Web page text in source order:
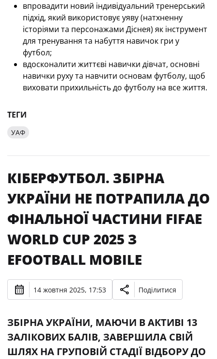
впровадити новий індивідуальний тренерський
підхід, який використовує уяву (натхненну
історіями та персонажами Діснея) як інструмент
для тренування та набуття навичок гри у
футбол;
вдосконалити життєві навички дівчат, основні
навички руху та навчити основам футболу, щоб
виховати прихильність до футболу на все життя.
ТЕГИ
УАФ
КІБЕРФУТБОЛ. ЗБІРНА
УКРАЇНИ НЕ ПОТРАПИЛА ДО
ФІНАЛЬНОЇ ЧАСТИНИ FIFAE
WORLD CUP 2025 З
EFOOTBALL MOBILE
14 жовтня 2025, 17:53 Поділитися
ЗБІРНА УКРАЇНИ, МАЮЧИ В АКТИВІ 13
ЗАЛІКОВИХ БАЛІВ, ЗАВЕРШИЛА СВІЙ
ШЛЯХ НА ГРУПОВІЙ СТАДІЇ ВІДБОРУ ДО